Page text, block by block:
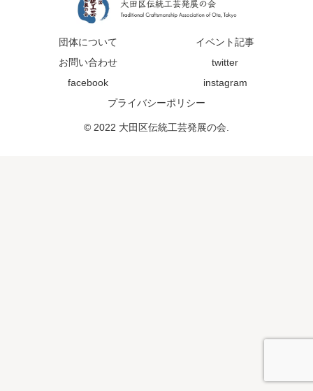
団体について
イベント記事
お問い合わせ
twitter
facebook
instagram
プライバシーポリシー
© 2022 大田区伝統工芸発展の会.